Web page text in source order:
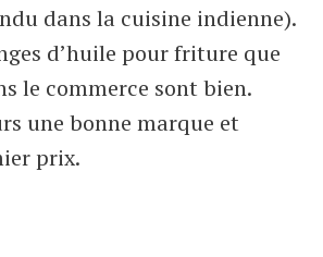
dans la cuisine indienne).
d’huile pour friture que
le commerce sont bien.
une bonne marque et
prix.